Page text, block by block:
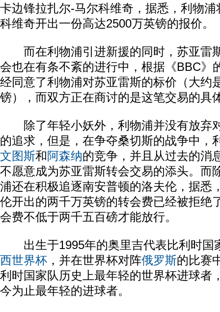
卡边锋拉扎尔-马尔科维奇，据悉，利物
科维奇开出一份高达2500万英镑的报价。
而在利物浦引进新援的同时，苏亚雷
会也在有条不紊的进行中，根据《BBC》
经同意了利物浦对苏亚雷斯的标价（大约
镑），而双方正在商讨的是这笔交易的具
除了年轻小妖外，利物浦并没有放弃
的追求，但是，在争夺桑切斯的战争中，
文图斯和阿森纳的竞争，并且从过去的消
不愿意成为苏亚雷斯转会交易的添头。而
浦还在积极追逐南安普顿的洛夫伦，据悉
伦开出的两千万英镑的转会费已经被拒绝
会费不低于两千五百磅才能放行。
出生于1995年的奥里吉代表比利时国
西世界杯 ，并在世界杯对阵俄罗斯的比赛
利时国家队历史上最年轻的世界杯进球者
今为止最年轻的进球者。